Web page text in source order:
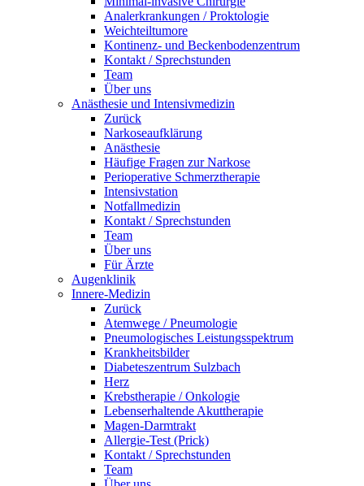
Analerkrankungen / Proktologie
Weichteiltumore
Kontinenz- und Beckenbodenzentrum
Kontakt / Sprechstunden
Team
Über uns
Anästhesie und Intensivmedizin
Zurück
Narkoseaufklärung
Anästhesie
Häufige Fragen zur Narkose
Perioperative Schmerztherapie
Intensivstation
Notfallmedizin
Kontakt / Sprechstunden
Team
Über uns
Für Ärzte
Augenklinik
Innere-Medizin
Zurück
Atemwege / Pneumologie
Pneumologisches Leistungsspektrum
Krankheitsbilder
Diabeteszentrum Sulzbach
Herz
Krebstherapie / Onkologie
Lebenserhaltende Akuttherapie
Magen-Darmtrakt
Allergie-Test (Prick)
Kontakt / Sprechstunden
Team